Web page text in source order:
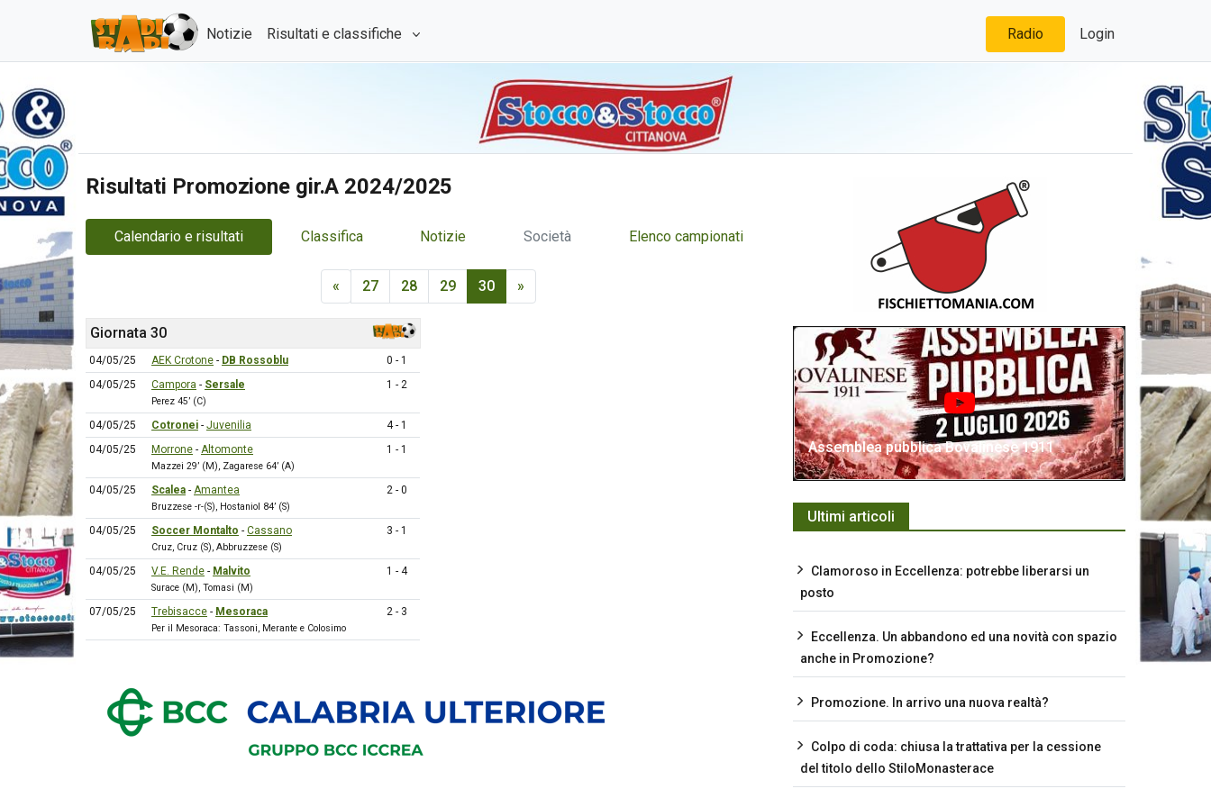
Notizie Risultati e classifiche Radio Login
Risultati Promozione gir.A 2024/2025
Calendario e risultati Classifica Notizie Società Elenco campionati
« 27 28 29 30 »
Giornata 30
04/05/25 AEK Crotone - DB Rossoblu
0 - 1
04/05/25
Campora - Sersale
Perez 45’ (C)
1 - 2
04/05/25 Cotronei - Juvenilia
4 - 1
04/05/25
Morrone - Altomonte
Mazzei 29’ (M), Zagarese 64’ (A)
1 - 1
04/05/25 Scalea - Amantea
Bruzzese -r-(S), Hostaniol 84’ (S)
2 - 0
04/05/25 Soccer Montalto - Cassano
Cruz, Cruz (S), Abbruzzese (S)
3 - 1
04/05/25 V.E. Rende - Malvito
Surace (M), Tomasi (M)
1 - 4
07/05/25 Trebisacce - Mesoraca
Per il Mesoraca: Tassoni, Merante e Colosimo
2 - 3
Assemblea pubblica Bovalinese 1911
Ultimi articoli
Clamoroso in Eccellenza: potrebbe liberarsi un
posto
Eccellenza. Un abbandono ed una novità con spazio
anche in Promozione?
Promozione. In arrivo una nuova realtà?
Colpo di coda: chiusa la trattativa per la cessione
del titolo dello StiloMonasterace